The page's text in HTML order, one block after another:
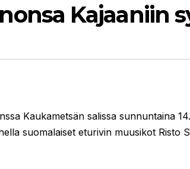
Kajaaniin
Kaukametsän salissa sunnuntaina
suomalaiset eturivin muusikot Risto